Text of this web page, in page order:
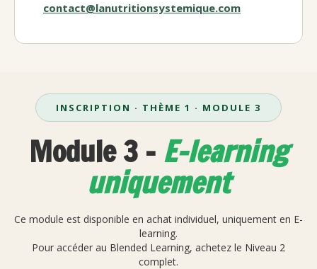
contact@lanutritionsystemique.com
INSCRIPTION · THÈME 1 · MODULE 3
Module 3 - E-learning
uniquement
Ce module est disponible en achat individuel, uniquement en E-
learning.
Pour accéder au Blended Learning, achetez le Niveau 2
complet.